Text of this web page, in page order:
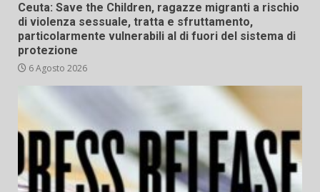
Ceuta: Save the Children, ragazze migranti a rischio
di violenza sessuale, tratta e sfruttamento,
particolarmente vulnerabili al di fuori del sistema di
protezione
6 Agosto 2026